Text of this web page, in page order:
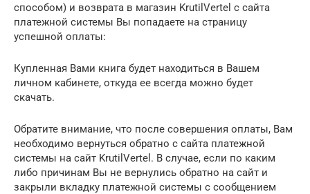
способом) и возврата в магазин KrutilVertel с сайта
платежной системы Вы попадаете на страницу
успешной оплаты:
Купленная Вами книга будет находиться в Вашем
личном кабинете, откуда ее всегда можно будет
скачать.
Обратите внимание, что после совершения оплаты, Вам
необходимо вернуться обратно с сайта платежной
системы на сайт KrutilVertel. В случае, если по каким
либо причинам Вы не вернулись обратно на сайт и
закрыли вкладку платежной системы с сообщением